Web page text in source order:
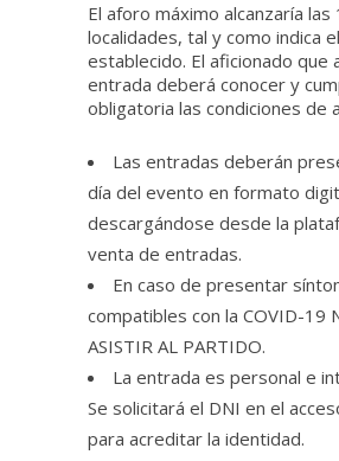
El aforo máximo alcanzaría las
localidades, tal y como indica
establecido. El aficionado que
entrada deberá conocer y
obligatoria las condiciones de
Las entradas deberán
día del evento en formato
descargándose desde la
venta de entradas.
En caso de presentar
compatibles con la COVID-19
ASISTIR AL PARTIDO.
La entrada es personal e
Se solicitará el DNI en el
para acreditar la identidad.